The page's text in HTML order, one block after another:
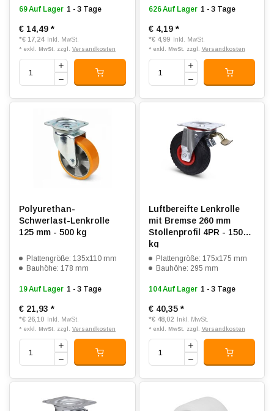
69 Auf Lager 1 - 3 Tage
€ 14,49 *
*€ 17,24 Inkl. MwSt.
* exkl. MwSt. zzgl. Versandkosten
626 Auf Lager 1 - 3 Tage
€ 4,19 *
*€ 4,99 Inkl. MwSt.
* exkl. MwSt. zzgl. Versandkosten
Polyurethan-
Schwerlast-Lenkrolle
125 mm - 500 kg
Plattengröße: 135x110 mm
Bauhöhe: 178 mm
19 Auf Lager 1 - 3 Tage
€ 21,93 *
*€ 26,10 Inkl. MwSt.
* exkl. MwSt. zzgl. Versandkosten
Luftbereifte Lenkrolle
mit Bremse 260 mm
Stollenprofil 4PR - 150
kg
Plattengröße: 175x175 mm
Bauhöhe: 295 mm
104 Auf Lager 1 - 3 Tage
€ 40,35 *
*€ 48,02 Inkl. MwSt.
* exkl. MwSt. zzgl. Versandkosten